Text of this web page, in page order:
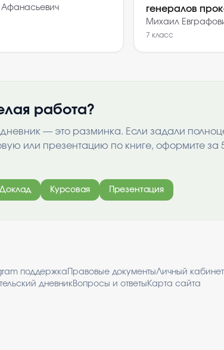
Афанасьевич
генералов
Михаил
7 класс
работа?
дневник — это разминка. Если задали
или презентацию по книге, оформите за
Курсовая Презентация
поддержка Правовые документыЛичный кабинет
дневникВопросы и ответы Карта сайта